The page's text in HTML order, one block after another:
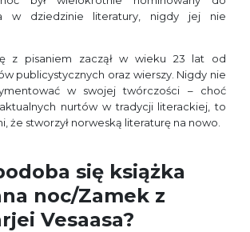
w dziedzinie literatury, nigdy jej nie
z pisaniem zaczął w wieku 23 lat od
publicystycznych oraz wierszy. Nigdy nie
w swojej twórczości – choć
nurtów w tradycji literackiej, to
że stworzył norweską literaturę na nowo.
się książka
noc/Zamek z
Vesaasa?